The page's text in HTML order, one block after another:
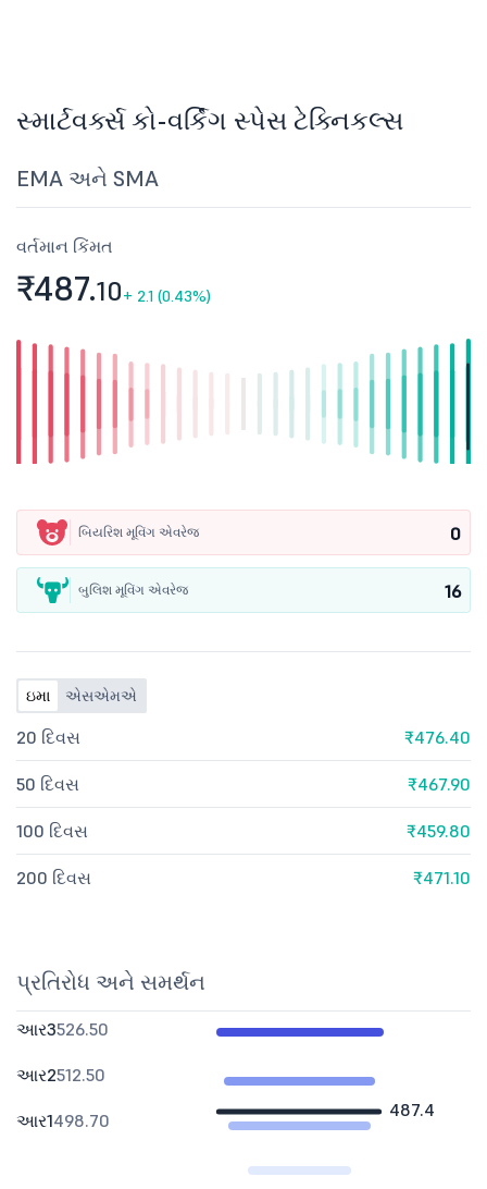
સ્માર્ટવર્ક્સ કો-વર્કિંગ સ્પેસ ટેક્નિકલ્સ
EMA અને SMA
વર્તમાન કિંમત
₹487.10+ 2.1 (0.43%)
બિયરિશ મૂવિંગ એવરેજ 0
બુલિશ મૂવિંગ એવરેજ 16
ઇમા એસએમએ
20 દિવસ ₹476.40
50 દિવસ ₹467.90
100 દિવસ ₹459.80
200 દિવસ ₹471.10
પ્રતિરોધ અને સમર્થન
487.4
આર3526.50
આર2512.50
આર1498.70